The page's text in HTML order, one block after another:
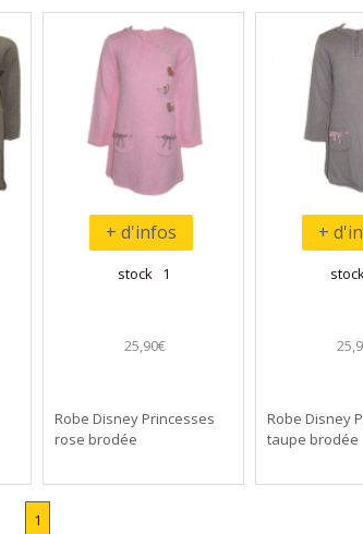
+ d'infos
stock 1
25,90€
Robe Disney Princesses
rose brodée
+
Robe Disney
taupe brodée
1